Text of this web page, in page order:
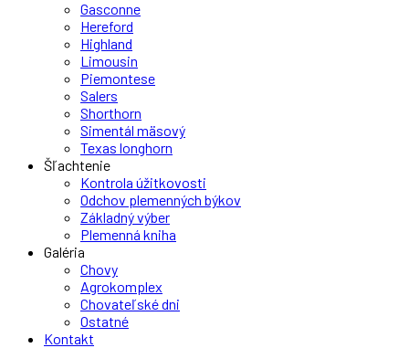
Gasconne
Hereford
Highland
Limousin
Piemontese
Salers
Shorthorn
Simentál mäsový
Texas longhorn
Šľachtenie
Kontrola úžitkovosti
Odchov plemenných býkov
Základný výber
Plemenná kniha
Galéria
Chovy
Agrokomplex
Chovateľské dni
Ostatné
Kontakt